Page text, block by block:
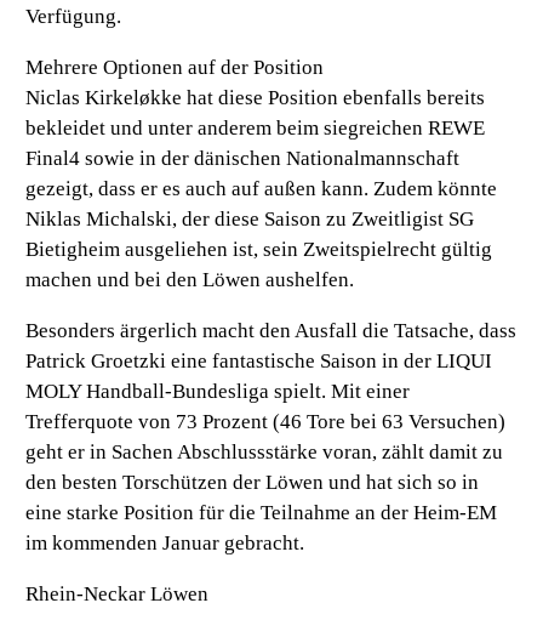
Verfügung.
Mehrere Optionen auf der Position
Niclas Kirkeløkke hat diese Position ebenfalls bereits
bekleidet und unter anderem beim siegreichen REWE
Final4 sowie in der dänischen Nationalmannschaft
gezeigt, dass er es auch auf außen kann. Zudem könnte
Niklas Michalski, der diese Saison zu Zweitligist SG
Bietigheim ausgeliehen ist, sein Zweitspielrecht gültig
machen und bei den Löwen aushelfen.
Besonders ärgerlich macht den Ausfall die Tatsache, dass
Patrick Groetzki eine fantastische Saison in der LIQUI
MOLY Handball-Bundesliga spielt. Mit einer
Trefferquote von 73 Prozent (46 Tore bei 63 Versuchen)
geht er in Sachen Abschlussstärke voran, zählt damit zu
den besten Torschützen der Löwen und hat sich so in
eine starke Position für die Teilnahme an der Heim-EM
im kommenden Januar gebracht.
Rhein-Neckar Löwen